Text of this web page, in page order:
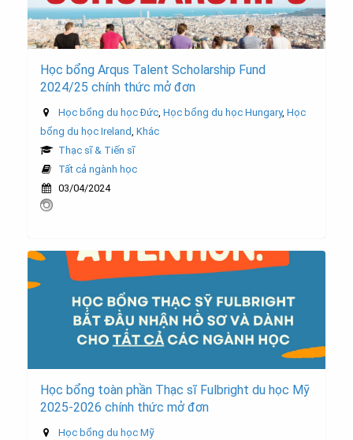
Học bổng Arqus Talent Scholarship Fund
2024/25 chính thức mở đơn
Học bổng du học Đức Học bổng du học Hungary, Học
bổng du học Ireland Khác
Thạc sĩ & Tiến sĩ
Tất cả ngành học
03/04/2024
Học bổng toàn phần Thạc sĩ Fulbright du học Mỹ
2025-2026 chính thức mở đơn
Học bổng du học Mỹ